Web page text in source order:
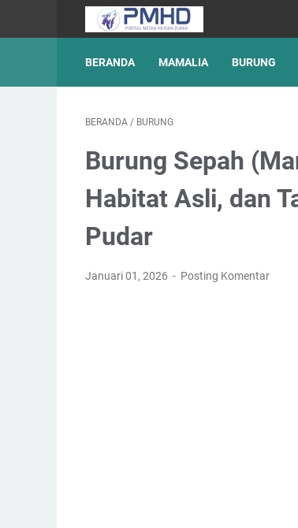
BERANDA MAMALIA BURUNG
BERANDA / BURUNG
Burung Sepah
Habitat Asli, dan
Pudar
Januari 01, 2026 Posting Komentar